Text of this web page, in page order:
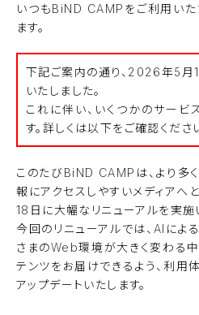
いつもBiND CAMPをご利用いた
ます。
下記ご案内の通り、2026年5月
いたしました。
これに伴い、いくつかのサービ
す。詳しくは以下をご確認くださ
このたびBiND CAMPは、より多
報にアクセスしやすいメディアへ
18日に大幅なリニューアルを実施
今回のリニューアルでは、AIによ
さまのWeb環境が大きく変わる中
テンツをお届けできるよう、利用
アップデートいたします。